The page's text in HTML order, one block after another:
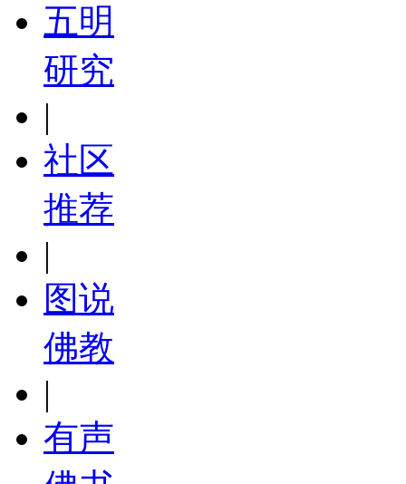
五明
研究
|
社区
推荐
|
图说
佛教
|
有声